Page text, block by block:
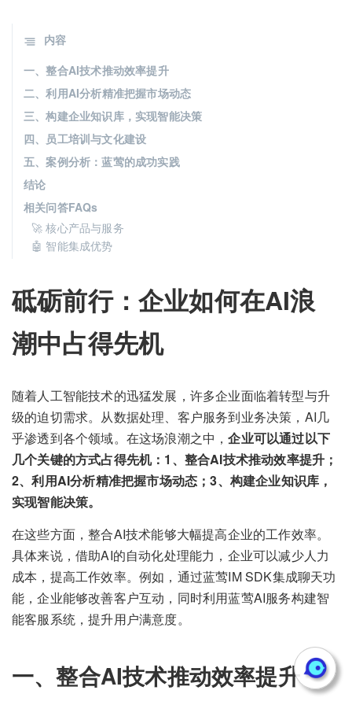
砥砺前行：企业如何在AI浪
潮中占得先机
随着人工智能技术的迅猛发展，许多企业面临着转型与升
级的迫切需求。从数据处理、客户服务到业务决策，AI几
乎渗透到各个领域。在这场浪潮之中，企业可以通过以下
几个关键的方式占得先机：1、整合AI技术推动效率提升；
2、利用AI分析精准把握市场动态；3、构建企业知识库，
实现智能决策。
在这些方面，整合AI技术能够大幅提高企业的工作效率。
具体来说，借助AI的自动化处理能力，企业可以减少人力
成本，提高工作效率。例如，通过蓝莺IM SDK集成聊天功
能，企业能够改善客户互动，同时利用蓝莺AI服务构建智
能客服系统，提升用户满意度。
一、整合AI技术推动效率提升
内容
一、整合AI技术推动效率提升
二、利用AI分析精准把握市场动态
三、构建企业知识库，实现智能决策
四、员工培训与文化建设
五、案例分析：蓝莺的成功实践
结论
相关问答FAQs
🚀 核心产品与服务
🤖 智能集成优势